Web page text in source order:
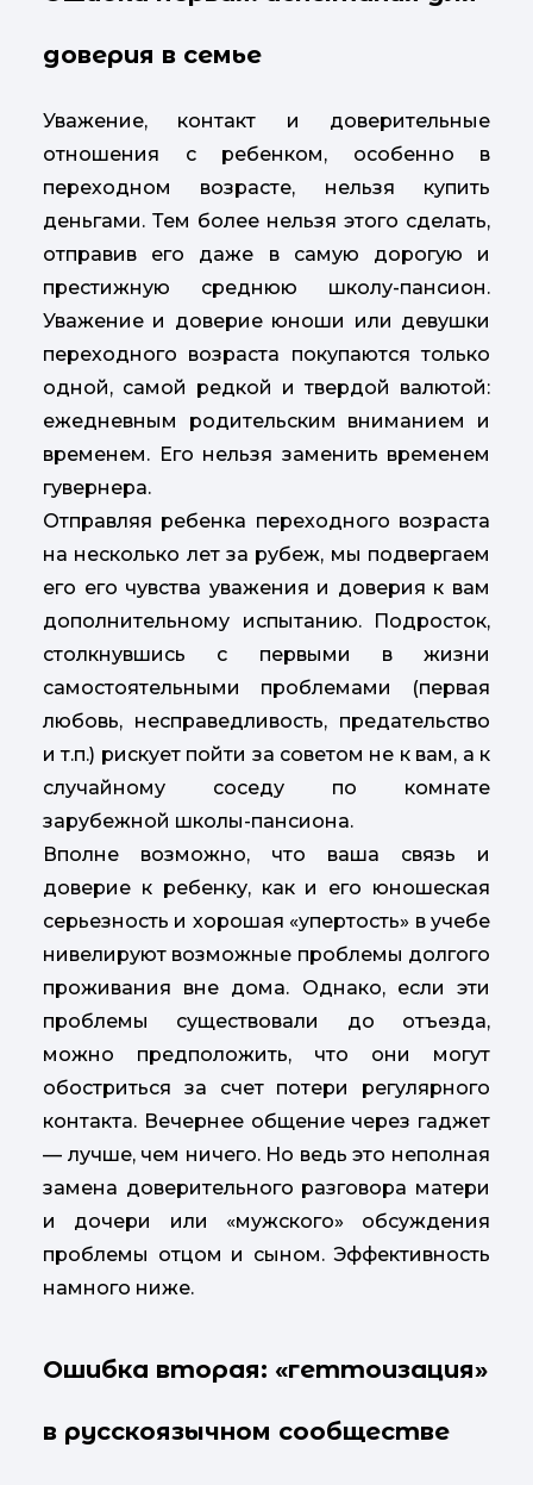
доверия в семье
Уважение, контакт и доверительные
отношения с ребенком, особенно в
переходном возрасте, нельзя купить
деньгами. Тем более нельзя этого сделать,
отправив его даже в самую дорогую и
престижную среднюю школу-пансион.
Уважение и доверие юноши или девушки
переходного возраста покупаются только
одной, самой редкой и твердой валютой:
ежедневным родительским вниманием и
временем. Его нельзя заменить временем
гувернера.
Отправляя ребенка переходного возраста
на несколько лет за рубеж, мы подвергаем
его его чувства уважения и доверия к вам
дополнительному испытанию. Подросток,
столкнувшись с первыми в жизни
самостоятельными проблемами (первая
любовь, несправедливость, предательство
и т.п.) рискует пойти за советом не к вам, а к
случайному соседу по комнате
зарубежной школы-пансиона.
Вполне возможно, что ваша связь и
доверие к ребенку, как и его юношеская
серьезность и хорошая «упертость» в учебе
нивелируют возможные проблемы долгого
проживания вне дома. Однако, если эти
проблемы существовали до отъезда,
можно предположить, что они могут
обостриться за счет потери регулярного
контакта. Вечернее общение через гаджет
— лучше, чем ничего. Но ведь это неполная
замена доверительного разговора матери
и дочери или «мужского» обсуждения
проблемы отцом и сыном. Эффективность
намного ниже.
Ошибка вторая: «геттоизация»
в русскоязычном сообществе